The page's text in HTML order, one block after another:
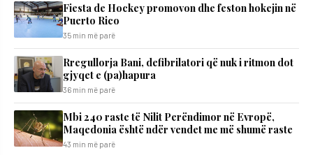
Fiesta de Hockey promovon dhe feston hokejin në
Puerto Rico
35 min më parë
Rregullorja Bani, defibrilatori që nuk i ritmon dot
gjyqet e (pa)hapura
36 min më parë
Mbi 240 raste të Nilit Perëndimor në Evropë,
Maqedonia është ndër vendet me më shumë raste
43 min më parë